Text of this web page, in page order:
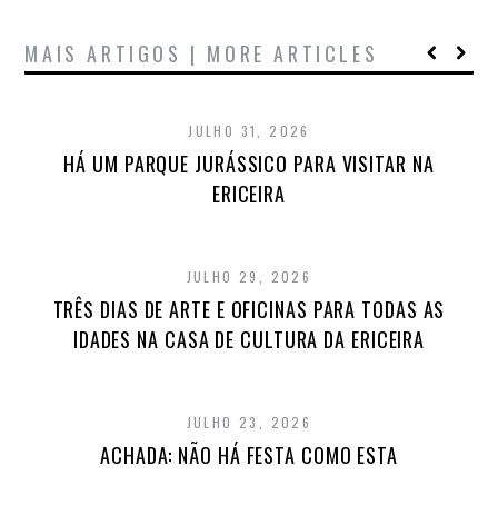
MAIS ARTIGOS | MORE ARTICLES
JULHO 31, 2026
HÁ UM PARQUE JURÁSSICO PARA VISITAR NA
ERICEIRA
JULHO 29, 2026
TRÊS DIAS DE ARTE E OFICINAS PARA TODAS AS
IDADES NA CASA DE CULTURA DA ERICEIRA
JULHO 23, 2026
ACHADA: NÃO HÁ FESTA COMO ESTA